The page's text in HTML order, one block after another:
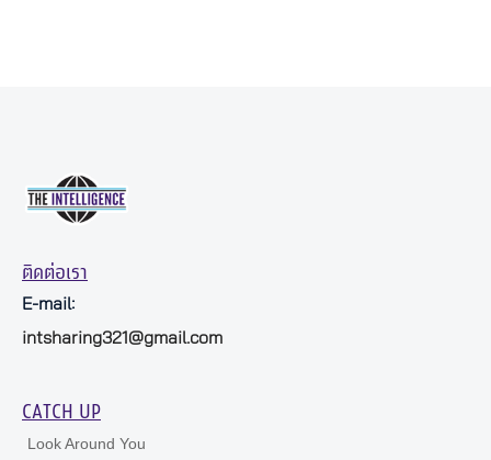
ติดต่อเรา
E-mail:
intsharing321@gmail.com
CATCH UP
Look Around You